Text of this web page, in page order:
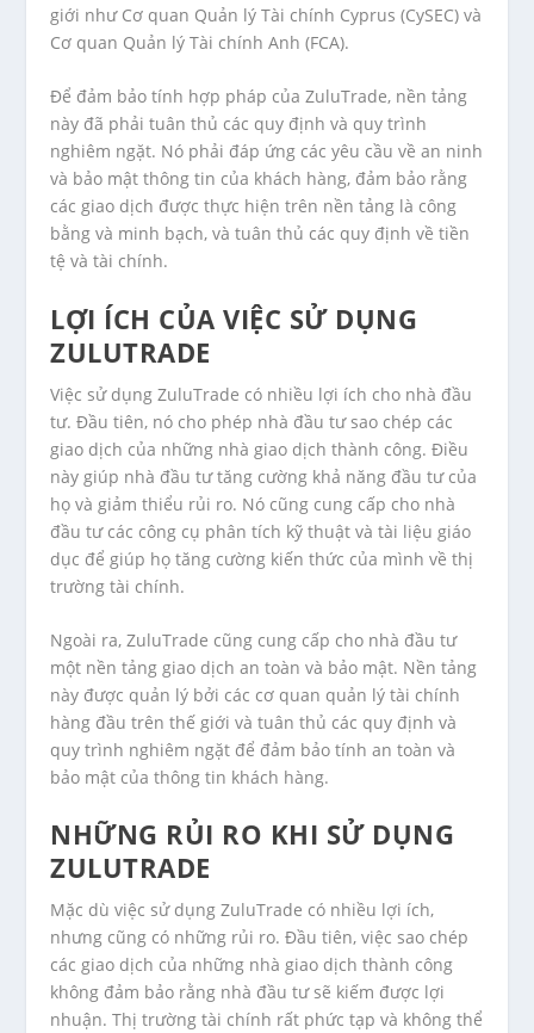
giới như Cơ quan Quản lý Tài chính Cyprus (CySEC) và
Cơ quan Quản lý Tài chính Anh (FCA).
Để đảm bảo tính hợp pháp của ZuluTrade, nền tảng
này đã phải tuân thủ các quy định và quy trình
nghiêm ngặt. Nó phải đáp ứng các yêu cầu về an ninh
và bảo mật thông tin của khách hàng, đảm bảo rằng
các giao dịch được thực hiện trên nền tảng là công
bằng và minh bạch, và tuân thủ các quy định về tiền
tệ và tài chính.
LỢI ÍCH CỦA VIỆC SỬ DỤNG
ZULUTRADE
Việc sử dụng ZuluTrade có nhiều lợi ích cho nhà đầu
tư. Đầu tiên, nó cho phép nhà đầu tư sao chép các
giao dịch của những nhà giao dịch thành công. Điều
này giúp nhà đầu tư tăng cường khả năng đầu tư của
họ và giảm thiểu rủi ro. Nó cũng cung cấp cho nhà
đầu tư các công cụ phân tích kỹ thuật và tài liệu giáo
dục để giúp họ tăng cường kiến thức của mình về thị
trường tài chính.
Ngoài ra, ZuluTrade cũng cung cấp cho nhà đầu tư
một nền tảng giao dịch an toàn và bảo mật. Nền tảng
này được quản lý bởi các cơ quan quản lý tài chính
hàng đầu trên thế giới và tuân thủ các quy định và
quy trình nghiêm ngặt để đảm bảo tính an toàn và
bảo mật của thông tin khách hàng.
NHỮNG RỦI RO KHI SỬ DỤNG
ZULUTRADE
Mặc dù việc sử dụng ZuluTrade có nhiều lợi ích,
nhưng cũng có những rủi ro. Đầu tiên, việc sao chép
các giao dịch của những nhà giao dịch thành công
không đảm bảo rằng nhà đầu tư sẽ kiếm được lợi
nhuận. Thị trường tài chính rất phức tạp và không thể